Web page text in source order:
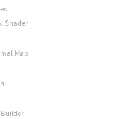
Shader
Map
Builder